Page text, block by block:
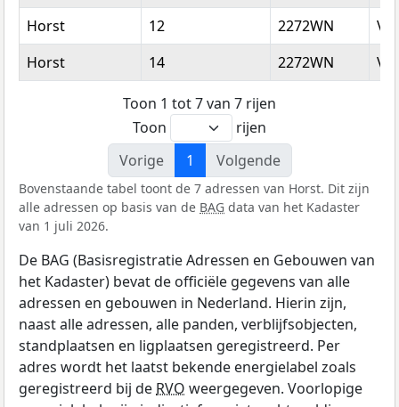
Horst
12 2272WN
Horst
14 2272WN
Toon 1 tot 7 van 7 rijen
Toon
rijen
Vorige
1 Volgende
Bovenstaande tabel toont de 7 adressen van Horst. Dit zijn
alle adressen op basis van de BAG data van het Kadaster
van 1 juli 2026.
De BAG (Basisregistratie Adressen en Gebouwen van
het Kadaster) bevat de officiële gegevens van alle
adressen en gebouwen in Nederland. Hierin zijn,
naast alle adressen, alle panden, verblijfsobjecten,
standplaatsen en ligplaatsen geregistreerd. Per
adres wordt het laatst bekende energielabel zoals
geregistreerd bij de RVO weergegeven. Voorlopige